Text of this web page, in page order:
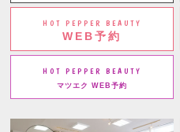
HOT PEPPER BEAUTY
WEB予約
HOT PEPPER BEAUTY
マツエク WEB予約